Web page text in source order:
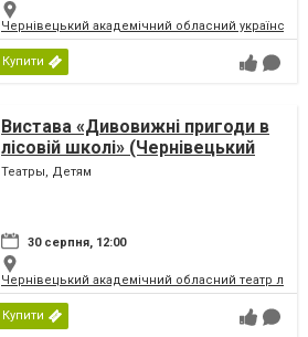
Чернівецький академічний обласний
Купити
Вистава «Дивовижні пригоди в
лісовій школі» (Чернівецький
театр ляльок)
Театры, Детям
30 серпня, 12:00
Чернівецький академічний обласний театр
Купити